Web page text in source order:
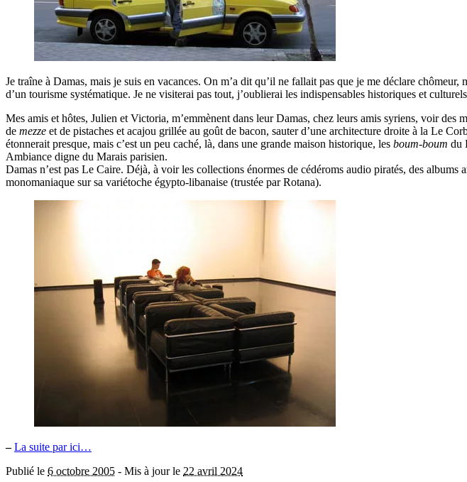
Je traîne à Damas, mais je suis en vacances. On m’a dit qu’il ne fallait pas que je me déclare
d’un tourisme systématique. Je ne visiterai pas tout, j’oublierai les indispensables historiques et
Mes amis et hôtes, Julien et Victoria, m’emmènent dans leur Damas, chez leurs amis syriens, voir
de mezze et de pistaches et acajou grillée au goût de bacon, sauter d’une architecture droite à la Le
étonnerait presque, mais c’est un peu caché, là, dans une grande maison historique, les boum-boum du
Ambiance digne du Marais parisien.
Damas n’est pas Le Caire. Déjà, à voir les collections énormes de cédéroms audio piratés, des
monomaniaque sur sa variétoche égypto-libanaise (trustée par Rotana).
– La suite par ici…
Publié le 6 octobre 2005 - Mis à jour le 22 avril 2024